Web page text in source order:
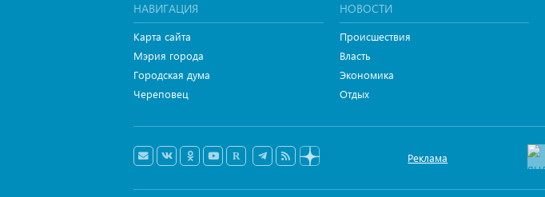
НАВИГАЦИЯ
Карта сайта
Мэрия города
Городская дума
Череповец
НОВОСТИ
Происшествия
Власть
Экономика
Отдых
Реклама